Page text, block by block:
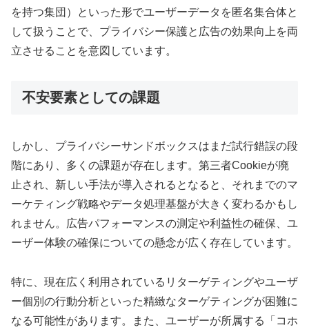
を持つ集団）といった形でユーザーデータを匿名集合体と
して扱うことで、プライバシー保護と広告の効果向上を両
立させることを意図しています。
不安要素としての課題
しかし、プライバシーサンドボックスはまだ試行錯誤の段
階にあり、多くの課題が存在します。第三者Cookieが廃
止され、新しい手法が導入されるとなると、それまでのマ
ーケティング戦略やデータ処理基盤が大きく変わるかもし
れません。広告パフォーマンスの測定や利益性の確保、ユ
ーザー体験の確保についての懸念が広く存在しています。
特に、現在広く利用されているリターゲティングやユーザ
ー個別の行動分析といった精緻なターゲティングが困難に
なる可能性があります。また、ユーザーが所属する「コホ